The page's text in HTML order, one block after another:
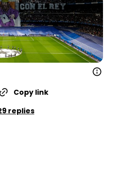
Copy link
replies